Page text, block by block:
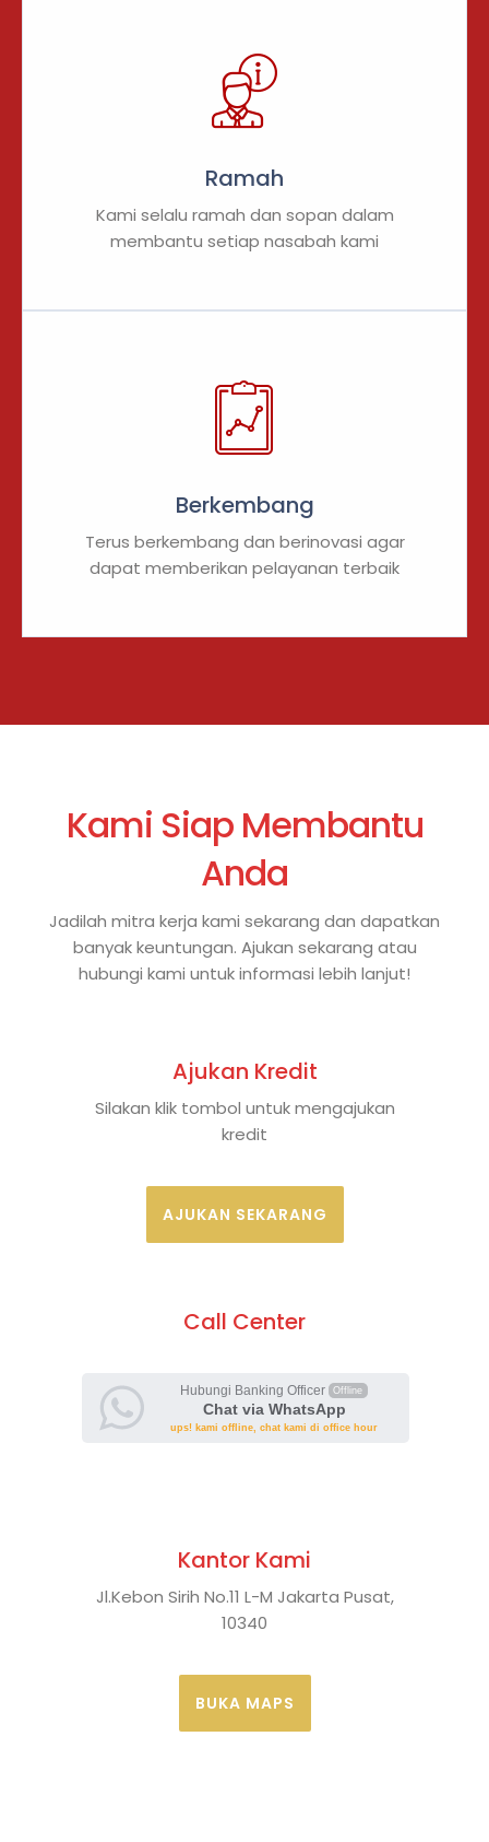
Ramah
Kami selalu ramah dan sopan dalam
membantu setiap nasabah kami
Berkembang
Terus berkembang dan berinovasi agar
dapat memberikan pelayanan terbaik
Kami Siap Membantu
Anda
Jadilah mitra kerja kami sekarang dan dapatkan
banyak keuntungan. Ajukan sekarang atau
hubungi kami untuk informasi lebih lanjut!
Ajukan Kredit
Silakan klik tombol untuk mengajukan
kredit
AJUKAN SEKARANG
Call Center
Hubungi Banking Officer Offline
Chat via WhatsApp
ups! kami offline, chat kami di office hour
Kantor Kami
Jl.Kebon Sirih No.11 L-M Jakarta Pusat,
10340
BUKA MAPS